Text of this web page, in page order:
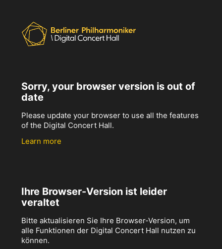
Sorry, your browser version is out of
date
Please update your browser to use all the features
of the Digital Concert Hall.
Learn more
Ihre Browser-Version ist leider
veraltet
Bitte aktualisieren Sie Ihre Browser-Version, um
alle Funktionen der Digital Concert Hall nutzen zu
können.